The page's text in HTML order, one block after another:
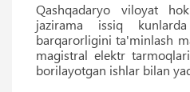
Qashqadaryo viloyat
jazirama issiq
barqarorligini ta'minlash
magistral elektr
borilayotgan ishlar bilan